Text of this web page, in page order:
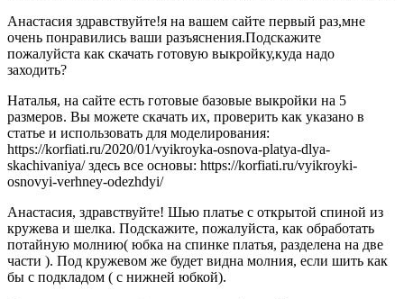
Анастасия здравствуйте!я на вашем сайте первый раз,мне
очень понравились ваши разъяснения.Подскажите
пожалуйста как скачать готовую выкройку,куда надо
заходить?
Наталья, на сайте есть готовые базовые выкройки на 5
размеров. Вы можете скачать их, проверить как указано в
статье и использовать для моделирования:
https://korfiati.ru/2020/01/vyikroyka-osnova-platya-dlya-
skachivaniya/ здесь все основы: https://korfiati.ru/vyikroyki-
osnovyi-verhney-odezhdyi/
Анастасия, здравствуйте! Шью платье с открытой спиной из
кружева и шелка. Подскажите, пожалуйста, как обработать
потайную молнию( юбка на спинке платья, разделена на две
части ). Под кружевом же будет видна молния, если шить как
бы с подкладом ( с нижней юбкой).